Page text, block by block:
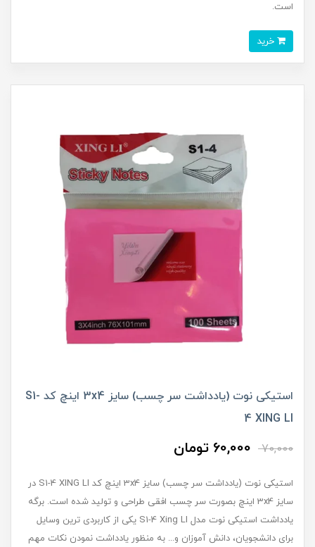
است.
استیکی نوت (یادداشت سر چسب) سایز 3x4 اینچ کد S1-
4 XING LI
70,000
60,000 تومان
استیکی نوت (یادداشت سر چسب) سایز 3x4 اینچ کد S1-4 XING LI در
سایز 3x4 اینچ بصورت سر چسب افقی طراحی و تولید شده است. برگه
یادداشت استیکی نوت مدل S1-4 Xing LI یکی از کاربردی ترین وسایل
برای دانشجویان، دانش آموزان و... به منظور یادداشت نمودن نکات مهم